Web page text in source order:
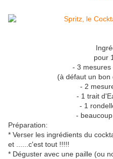
pour
- 3 mesures
(à défaut un bon
- 2
- 1 trait
- 1
-
Préparation:
* Verser les ingrédients du
et ......c'est tout !!!!!
* Déguster avec une paille (ou